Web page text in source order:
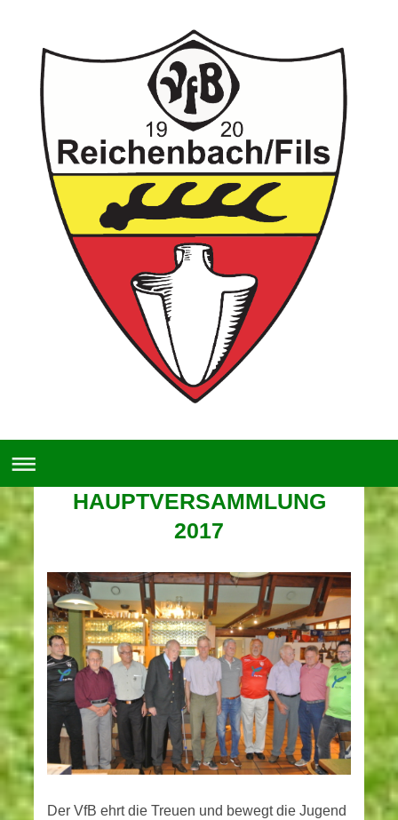
HAUPTVERSAMMLUNG
2017
Der VfB ehrt die Treuen und bewegt die Jugend